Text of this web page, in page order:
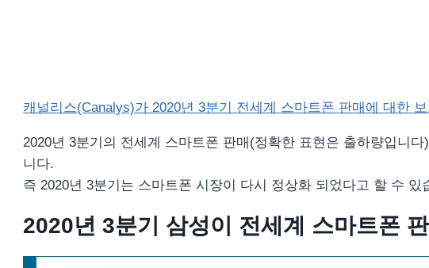
캐널리스(Canalys)가 2020년 3분기 전세계 스마트폰 판매에 대한 보
2020년 3분기의 전세계 스마트폰 판매(정확한 표현은 출하량입니
니다.
즉 2020년 3분기는 스마트폰 시장이 다시 정상화 되었다고 할 수 있
2020년 3분기 삼성이 전세계 스마트폰